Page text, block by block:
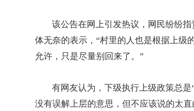
该公告在网上引发热议，网民纷纷指
体无奈的表示，“村里的人也是根据上级
允许，只是尽量别回来了。”
有网友认为，下级执行上级政策总是“
没有误解上层的意思，但不应该说的太